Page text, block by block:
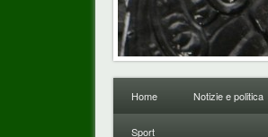
Home Notizie e politica
Sport